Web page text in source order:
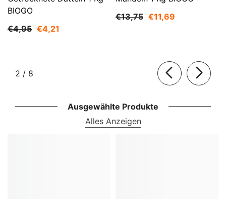
BIOGO
€4,95 €4,21
€13,75 €11,69
2 / von
8
Ausgewählte Produkte
Alles Anzeigen